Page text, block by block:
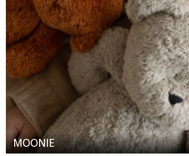
MOONIE